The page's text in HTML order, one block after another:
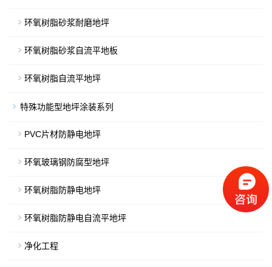
环氧树脂砂浆耐磨地坪
环氧树脂砂浆自流平地板
环氧树脂自流平地坪
特殊功能型地坪涂装系列
PVC片材防静电地坪
环氧玻璃钢防腐型地坪
环氧树脂防静电地坪
环氧树脂防静电自流平地坪
净化工程